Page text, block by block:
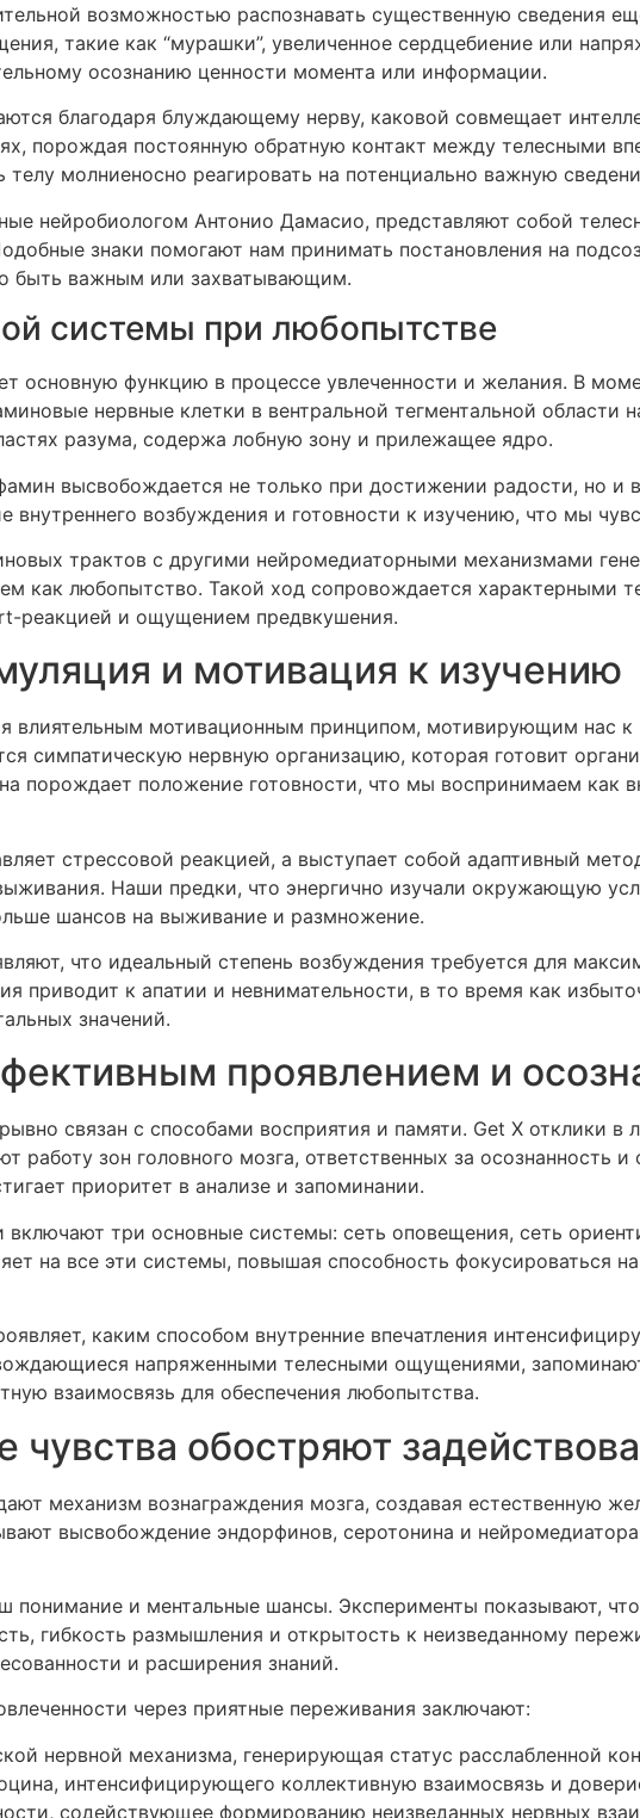
возможностью распознавать существенную сведения
такие как “мурашки”, увеличенное сердцебиение или
осознанию ценности момента или информации.
благодаря блуждающему нерву, каковой совмещает
порождая постоянную обратную контакт между телесными
молниеносно реагировать на потенциально важную
нейробиологом Антонио Дамасио, представляют собой
знаки помогают нам принимать постановления на
быть важным или захватывающим.
системы при любопытстве
основную функцию в процессе увлеченности и желания. В
нервные клетки в вентральной тегментальной области
разума, содержа лобную зону и прилежащее ядро.
высвобождается не только при достижении радости, но и
внутреннего возбуждения и готовности к изучению, что мы
трактов с другими нейромедиаторными механизмами
как любопытство. Такой ход сопровождается характерными
реакцией и ощущением предвкушения.
и мотивация к изучению
влиятельным мотивационным принципом, мотивирующим нас к
симпатическую нервную организацию, которая готовит
порождает положение готовности, что мы воспринимаем как
стрессовой реакцией, а выступает собой адаптивный
Наши предки, что энергично изучали окружающую
шансов на выживание и размножение.
что идеальный степень возбуждения требуется для
приводит к апатии и невнимательности, в то время как
значений.
проявлением и
связан с способами восприятия и памяти. Get X отклики в
работу зон головного мозга, ответственных за осознанность
приоритет в анализе и запоминании.
три основные системы: сеть оповещения, сеть
на все эти системы, повышая способность фокусироваться
каким способом внутренние впечатления
напряженными телесными ощущениями,
взаимосвязь для обеспечения любопытства.
чувства обостряют
механизм вознаграждения мозга, создавая естественную
высвобождение эндорфинов, серотонина и
и ментальные шансы. Эксперименты показывают,
гибкость размышления и открытость к неизведанному
и расширения знаний.
через приятные переживания заключают:
нервной механизма, генерирующая статус расслабленной
интенсифицирующего коллективную взаимосвязь и
содействующее формированию неизведанных нервных